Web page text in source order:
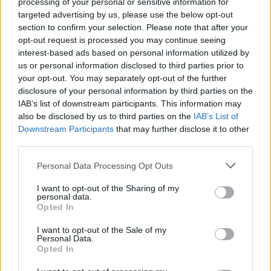
targeted advertising by us, please use the below opt-out
section to confirm your selection. Please note that after your
opt-out request is processed you may continue seeing
interest-based ads based on personal information utilized by
us or personal information disclosed to third parties prior to
your opt-out. You may separately opt-out of the further
disclosure of your personal information by third parties on the
IAB’s list of downstream participants. This information may
also be disclosed by us to third parties on the IAB’s List of
Downstream Participants that may further disclose it to other
Personal Data Processing Opt Outs
I want to opt-out of the Sharing of my
personal data.
Opted In
I want to opt-out of the Sale of my
Personal Data.
Opted In
kërkohet largimi i Ramës
Esim for Global | Esim for Europe